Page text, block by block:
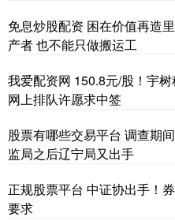
免息炒股配资 困在价值再造
产者 也不能只做搬运工
我爱配资网 150.8元/股！宇
网上排队许愿求中签
股票有哪些交易平台 调查期
监局之后辽宁局又出手
正规股票平台 中证协出手！
要求